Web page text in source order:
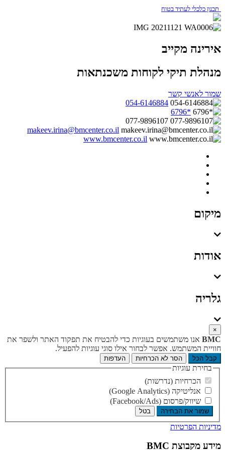
תכנון כלכלי לעתיד בטוח
אירינה מקייב
מנהלת תיקי לקוחות משכנתאות
שמור לאנשי קשר
054-6146884
*6796
077-9896107
makeev.irina@bmcenter.co.il
www.bmcenter.co.il
מיקום
אודות
גלריה
×
BMC אנו משתמשים בעוגיות כדי להבטיח את תפקוד האתר ולשפר את
חוויית המשתמש. אפשר לבחור אילו סוגי עוגיות להפעיל.
קבל הכל הסר לא הכרחיות העדפות
בחירת עוגיות
הכרחיות (נדרשות)
אנליטיקה (Google Analytics)
שיווק/פרסום (Facebook/Ads)
שמור את הבחירה בטל
מדיניות הפרטיות
מידע מקבוצת BMC